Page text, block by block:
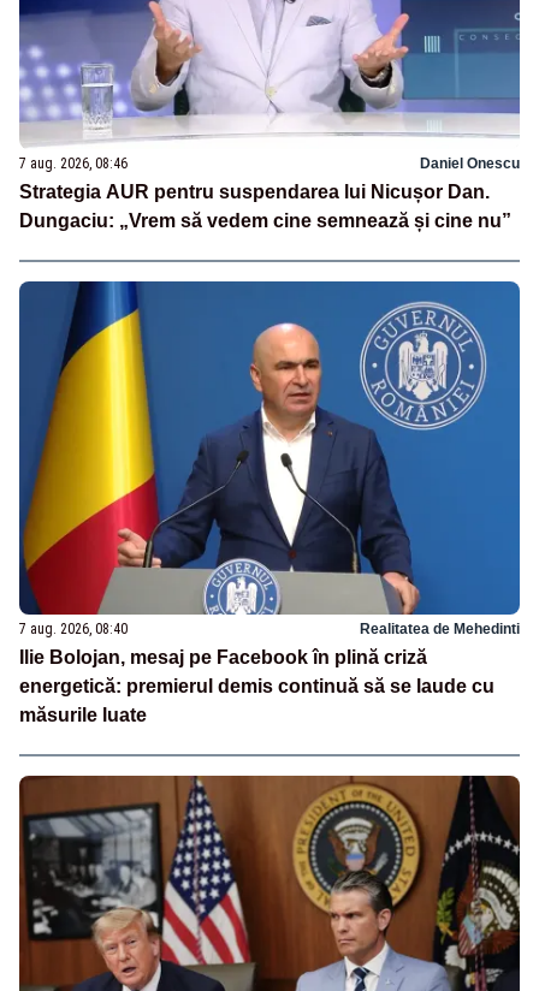
7 aug. 2026, 08:46 Daniel Onescu
Strategia AUR pentru suspendarea lui Nicușor Dan.
Dungaciu: „Vrem să vedem cine semnează și cine nu”
7 aug. 2026, 08:40 Realitatea de Mehedinti
Ilie Bolojan, mesaj pe Facebook în plină criză
energetică: premierul demis continuă să se laude cu
măsurile luate